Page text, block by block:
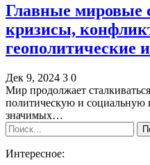
Главные мировые
кризисы,
геополитические
Дек 9, 2024 3 0
Мир продолжает
политическую и социальную
значимых…
Интересное: